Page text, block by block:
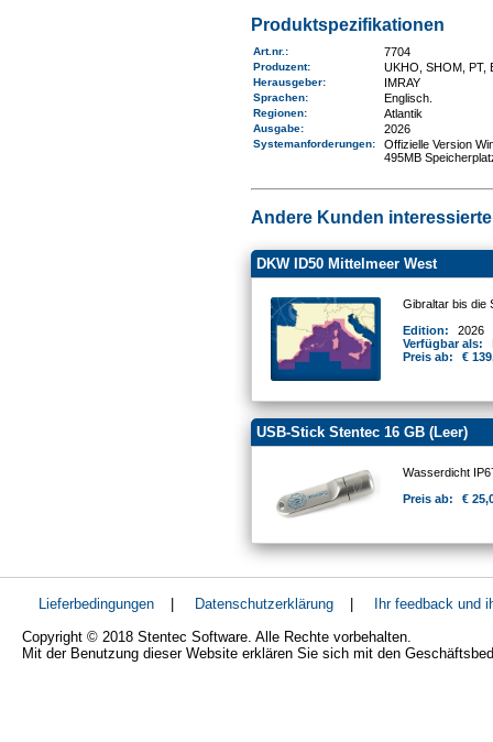
Produktspezifikationen
Art.nr. : 7704
Produzent: UKHO, SHOM, PT,
Herausgeber: IMRAY
Sprachen: Englisch.
Regionen: Atlantik
Ausgabe: 2026
Systemanforderungen:
Offizielle Version
495MB
Andere Kunden
DKW ID50 Mittelmeer West
Gibraltar bis die
Edition:
2026
Verfügbar als:
Preis ab:
€
USB-Stick Stentec 16 GB (Leer)
Wasserdicht
Preis ab:
€
Lieferbedingungen | Datenschutzerklärung |
Ihr feedback und
Copyright © 2018 Stentec Software. Alle Rechte vorbehalten.
Mit der Benutzung dieser Website erklären Sie sich mit den